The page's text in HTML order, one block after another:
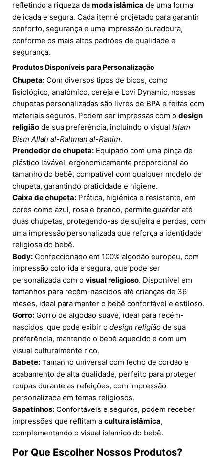
refletindo a riqueza da moda islâmica de uma forma
delicada e segura. Cada item é projetado para garantir
conforto, segurança e uma impressão duradoura,
conforme os mais altos padrões de qualidade e
segurança.
Produtos Disponíveis para Personalização
Chupeta: Com diversos tipos de bicos, como
fisiológico, anatômico, cereja e Lovi Dynamic, nossas
chupetas personalizadas são livres de BPA e feitas com
materiais seguros. Podem ser impressas com o design
religião de sua preferência, incluindo o visual Islam
Bism Allah al-Rahman al-Rahim.
Prendedor de chupeta: Equipado com uma pinça de
plástico lavável, ergonomicamente proporcional ao
tamanho do bebê, compatível com qualquer modelo de
chupeta, garantindo praticidade e higiene.
Caixa de chupeta: Prática, higiénica e resistente, em
cores como azul, rosa e branco, permite guardar até
duas chupetas, protegendo-as de sujeira e perdas, com
uma impressão personalizada que reforça a identidade
religiosa do bebê.
Body: Confeccionado em 100% algodão europeu, com
impressão colorida e segura, que pode ser
personalizada com o visual religioso. Disponível em
tamanhos para recém-nascidos até crianças de 36
meses, ideal para manter o bebê confortável e estiloso.
Gorro: Gorro de algodão suave, ideal para recém-
nascidos, que pode exibir o design religião de sua
preferência, mantendo o bebê aquecido e com um
visual culturalmente rico.
Babete: Tamanho universal com fecho de cordão e
acabamento de alta qualidade, perfeito para proteger
roupas durante as refeições, com impressão
personalizada em temas religiosos.
Sapatinhos: Confortáveis e seguros, podem receber
impressões que reflitam a cultura islâmica,
complementando o visual islamico do bebê.
Por Que Escolher Nossos Produtos?